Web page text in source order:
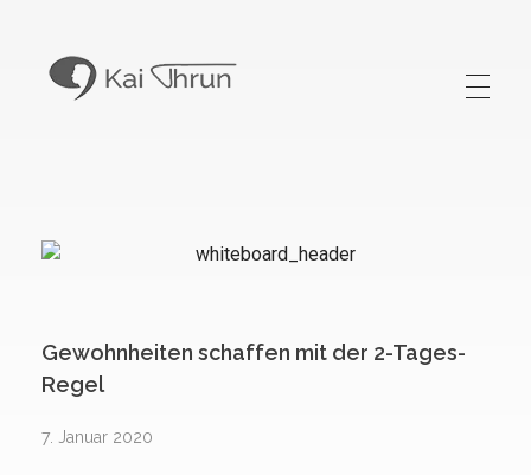
Gewohnheiten schaffen mit der 2-Tages-
Regel
7. Januar 2020